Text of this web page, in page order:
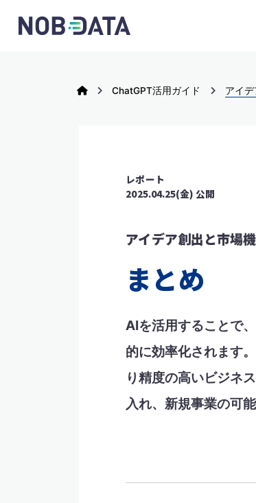
ChatGPT活用ガイド アイ
レポート
2025.04.25(金) 公開
アイデア創出と市場
まとめ
AIを活用することで
的に効率化されます
り精度の高いビジネ
入れ、新規事業の可